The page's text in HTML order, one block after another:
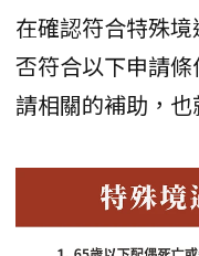
在確認符合特殊
否符合以下申請
請相關的補助，